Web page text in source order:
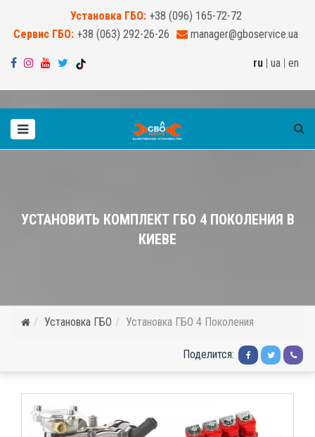
Установка ГБО: +38 (096) 165-72-72
Сервис ГБО: +38 (063) 292-26-26 manager@gboservice.ua
ru | ua | en
УСТАНОВИТЬ КОМПЛЕКТ ГБО 4 ПОКОЛЕНИЯ В
КИЕВЕ
Установка ГБО Установка ГБО 4 Поколения
Поделится: